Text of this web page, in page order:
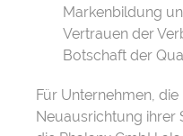
Markenbildung
Vertrauen der
Botschaft der
Für Unternehmen,
Neuausrichtung ihrer